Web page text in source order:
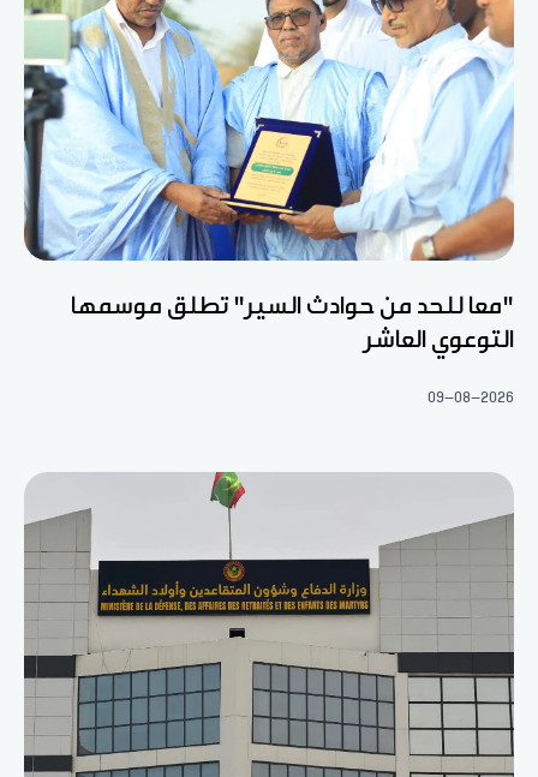
"معا للحد من حوادث السير" تطلق موسمها
التوعوي العاشر
09-08-2026